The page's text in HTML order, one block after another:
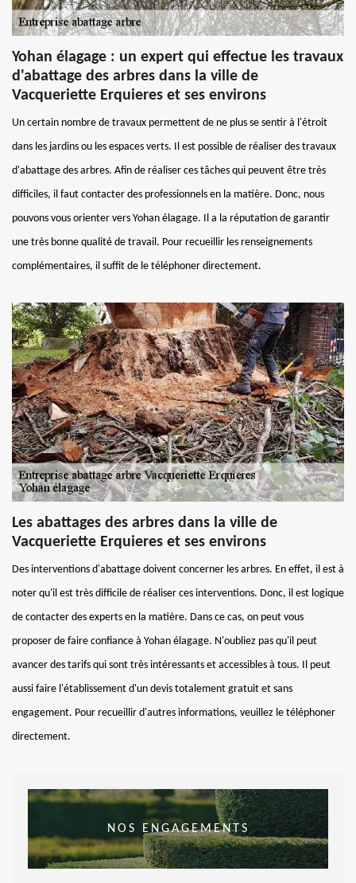
Yohan élagage : un expert qui effectue les travaux
d'abattage des arbres dans la ville de
Vacqueriette Erquieres et ses environs
Un certain nombre de travaux permettent de ne plus se sentir à l'étroit
dans les jardins ou les espaces verts. Il est possible de réaliser des travaux
d'abattage des arbres. Afin de réaliser ces tâches qui peuvent être très
difficiles, il faut contacter des professionnels en la matière. Donc, nous
pouvons vous orienter vers Yohan élagage. Il a la réputation de garantir
une très bonne qualité de travail. Pour recueillir les renseignements
complémentaires, il suffit de le téléphoner directement.
Les abattages des arbres dans la ville de
Vacqueriette Erquieres et ses environs
Des interventions d'abattage doivent concerner les arbres. En effet, il est à
noter qu'il est très difficile de réaliser ces interventions. Donc, il est logique
de contacter des experts en la matière. Dans ce cas, on peut vous
proposer de faire confiance à Yohan élagage. N'oubliez pas qu'il peut
avancer des tarifs qui sont très intéressants et accessibles à tous. Il peut
aussi faire l'établissement d'un devis totalement gratuit et sans
engagement. Pour recueillir d'autres informations, veuillez le téléphoner
directement.
NOS ENGAGEMENTS